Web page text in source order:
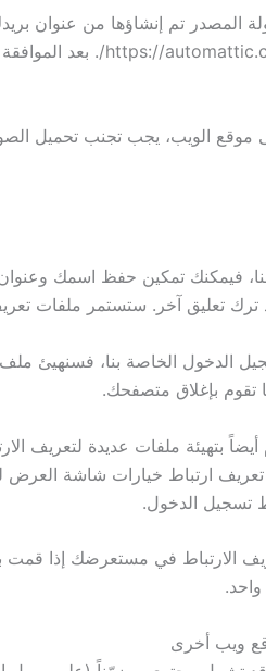
فيمكنك تمكين حفظ اسمك
تعليق آخر. ستستمر ملفات
الدخول الخاصة بنا، فسنهيئ
تقوم بإغلاق متصفحك.
بتهيئة ملفات عديدة لتعريف
تعريف ارتباط خيارات شاشة
تسجيل الدخول.
في مستعرضك إذا قمت
ويب أخرى